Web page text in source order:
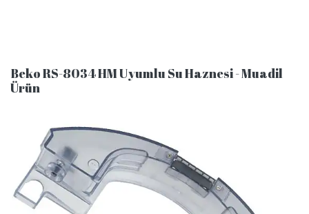
Beko RS-8034 HM Uyumlu Su Haznesi - Muadil
Ürün